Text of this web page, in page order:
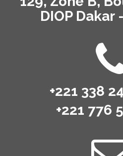
DIOP Dakar
+221 338
+221 776